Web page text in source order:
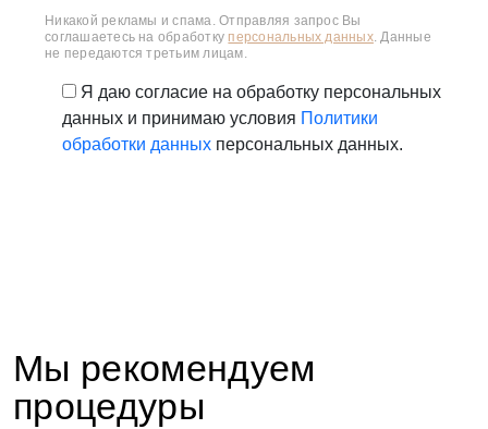
Никакой рекламы и спама. Отправляя запрос Вы
соглашаетесь на обработку персональных данных. Данные
не передаются третьим лицам.
Я даю согласие на обработку персональных
данных и принимаю условия Политики
обработки данных персональных данных.
Мы рекомендуем
процедуры